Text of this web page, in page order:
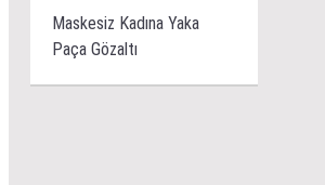
Maskesiz Kadına Yaka
Paça Gözaltı